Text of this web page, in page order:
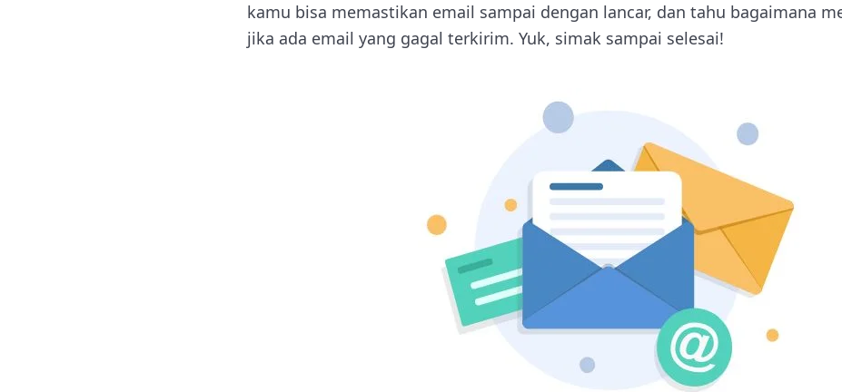
kamu bisa memastikan email sampai dengan lancar, dan tahu bagaimana
jika ada email yang gagal terkirim. Yuk, simak sampai selesai!